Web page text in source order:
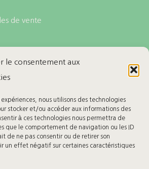
le consentement aux
nous utilisons des technologies
stocker et/ou accéder aux informations des
à ces technologies nous permettra de
que le comportement de navigation ou les ID
de ne pas consentir ou de retirer son
un effet négatif sur certaines caractéristiques
de vente